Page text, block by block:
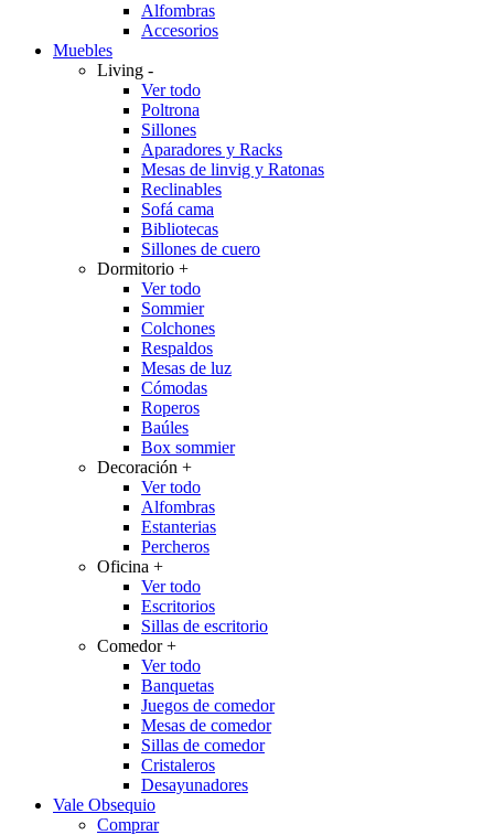
Alfombras
Accesorios
Muebles
Living -
Ver todo
Poltrona
Sillones
Aparadores y Racks
Mesas de linvig y Ratonas
Reclinables
Sofá cama
Bibliotecas
Sillones de cuero
Dormitorio +
Ver todo
Sommier
Colchones
Respaldos
Mesas de luz
Cómodas
Roperos
Baúles
Box sommier
Decoración +
Ver todo
Alfombras
Estanterias
Percheros
Oficina +
Ver todo
Escritorios
Sillas de escritorio
Comedor+
Ver todo
Banquetas
Juegos de comedor
Mesas de comedor
Sillas de comedor
Cristaleros
Desayunadores
Vale Obsequio
Comprar